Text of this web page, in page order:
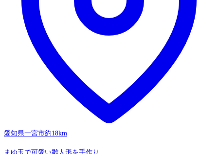
愛知県一宮市約18km
まゆ玉で可愛い雛人形を手作り